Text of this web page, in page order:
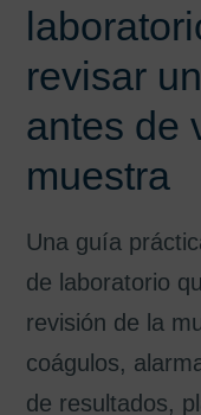
revisar
antes de
muestra
Una guía
de laboratorio
revisión de la
coágulos,
de resultados,